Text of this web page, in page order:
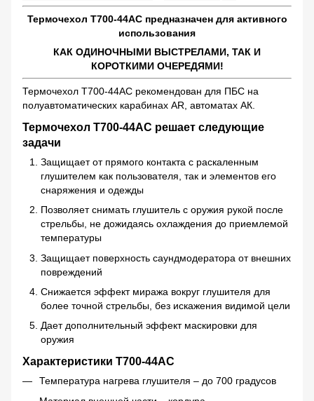
Термочехол Т700-44AC предназначен для активного
использования
КАК ОДИНОЧНЫМИ ВЫСТРЕЛАМИ, ТАК И
КОРОТКИМИ ОЧЕРЕДЯМИ!
Термочехол Т700-44AC рекомендован для ПБС на
полуавтоматических карабинах AR, автоматах АК.
Термочехол Т700-44AC решает следующие
задачи
Защищает от прямого контакта с раскаленным
глушителем как пользователя, так и элементов его
снаряжения и одежды
Позволяет снимать глушитель с оружия рукой после
стрельбы, не дожидаясь охлаждения до приемлемой
температуры
Защищает поверхность саундмодератора от внешних
повреждений
Снижается эффект миража вокруг глушителя для
более точной стрельбы, без искажения видимой цели
Дает дополнительный эффект маскировки для
оружия
Характеристики Т700-44AC
Температура нагрева глушителя – до 700 градусов